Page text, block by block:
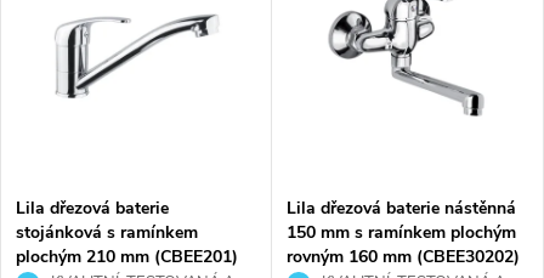
Lila dřezová baterie
stojánková s ramínkem
plochým 210 mm (CBEE201)
Lila dřezová baterie nástěnná
150 mm s ramínkem plochým
rovným 160 mm (CBEE30202)